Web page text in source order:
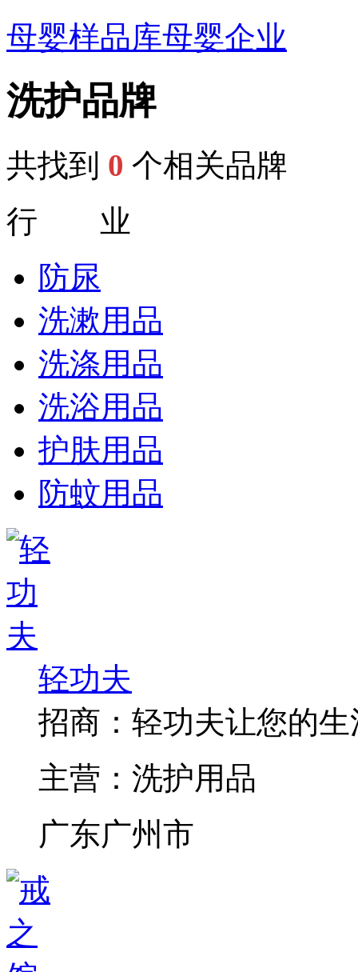
母婴样品库母婴企业
洗护品牌
共找到 0 个相关品牌
行 业
防尿
洗漱用品
洗涤用品
洗浴用品
护肤用品
防蚊用品
轻功夫
招商： 轻功夫让您的
主营： 洗护用品
广东广州市